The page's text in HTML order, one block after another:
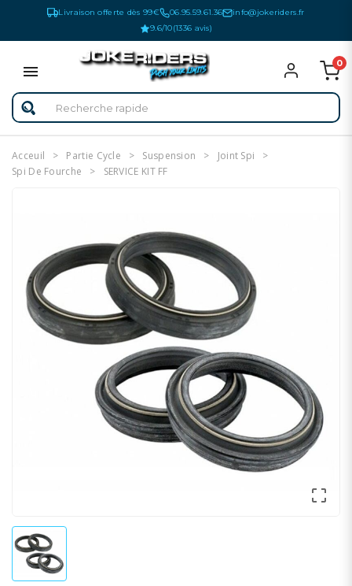
Livraison offerte dès 99€ 06.95.59.61.36
info@jokeriders.fr
9.6/10(1336 avis)
0
Acceuil Partie Cycle Suspension
Joint Spi
Spi De Fourche
SERVICE KIT FF
